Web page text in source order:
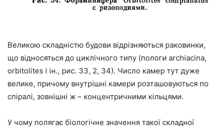
Великою складністю будови відрізняються раковинки,
що відносяться до циклічного типу (пологи archiacina,
orbitolites і ін., рис. 33, 2, 34). Число камер тут дуже
велике, причому внутрішні камери розташовуються по
спіралі, зовнішні ж – концентричними кільцями.
У чому полягає біологічне значення такої складної